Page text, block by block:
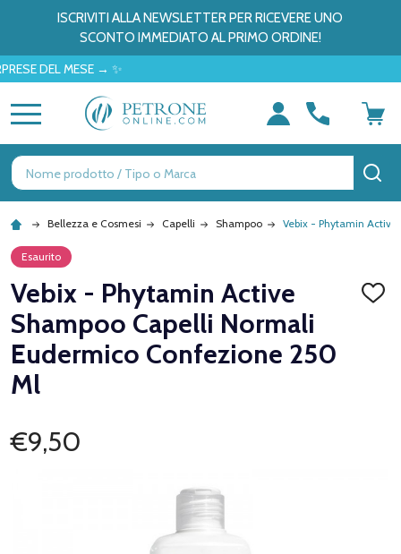
ISCRIVITI ALLA NEWSLETTER PER RICEVERE UNO
SCONTO IMMEDIATO AL PRIMO ORDINE!
MESE → ✨
Ricerca
Bellezza e Cosmesi Capelli Shampoo Vebix - Phytamin
Esaurito
Vebix - Phytamin Active
Shampoo Capelli Normali
Eudermico Confezione 250
Ml
€9,50